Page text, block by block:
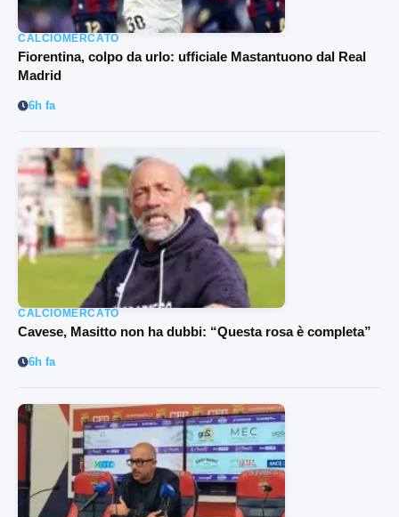
CALCIOMERCATO
Fiorentina, colpo da urlo: ufficiale Mastantuono dal Real
Madrid
6h fa
CALCIOMERCATO
Cavese, Masitto non ha dubbi: “Questa rosa è completa”
6h fa